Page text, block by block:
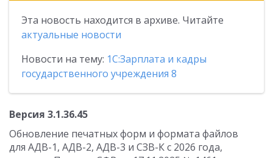
Эта новость находится в архиве. Читайте
актуальные новости
Новости на тему: 1С:Зарплата и кадры
государственного учреждения 8
Версия 3.1.36.45
Обновление печатных форм и формата файлов
для АДВ-1, АДВ-2, АДВ-3 и СЗВ-К с 2026 года,